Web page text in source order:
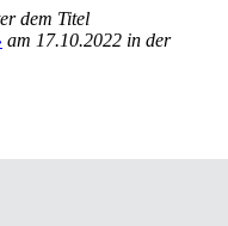
dem Titel
am 17.10.2022 in der